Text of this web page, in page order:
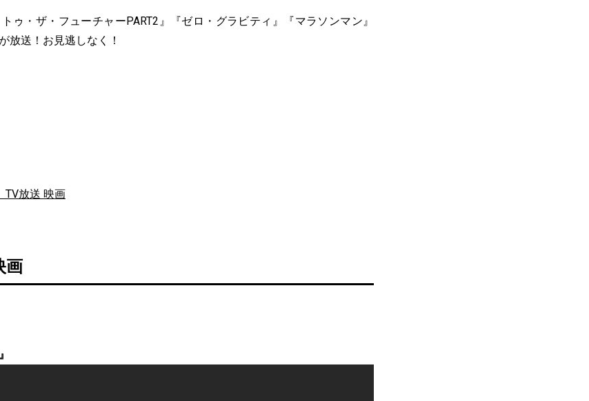
ゥ・ザ・フューチャーPART2』『ゼロ・グラビティ』『マラソンマン』
放送！お見逃しなく！
TV放送 映画
画